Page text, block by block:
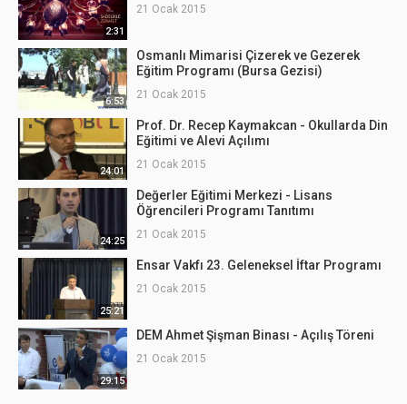
2:31
21 Ocak 2015
6:53
Osmanlı Mimarisi Çizerek ve Gezerek
Eğitim Programı (Bursa Gezisi)
21 Ocak 2015
24:01
Prof. Dr. Recep Kaymakcan - Okullarda Din
Eğitimi ve Alevi Açılımı
21 Ocak 2015
24:25
Değerler Eğitimi Merkezi - Lisans
Öğrencileri Programı Tanıtımı
21 Ocak 2015
25:21
Ensar Vakfı 23. Geleneksel İftar Programı
21 Ocak 2015
29:15
DEM Ahmet Şişman Binası - Açılış Töreni
21 Ocak 2015